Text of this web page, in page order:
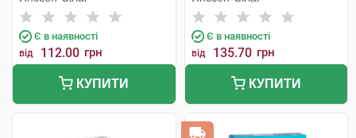
Є в наявності
від 112.00 грн
КУПИТИ
Є в наявності
від 135.70 грн
КУПИТИ